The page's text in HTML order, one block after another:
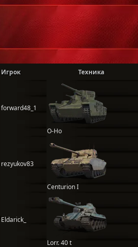
Игрок Техника
forward48_1
O-Ho
rezyukov83
Centurion I
Eldarick_
Lorr. 40 t